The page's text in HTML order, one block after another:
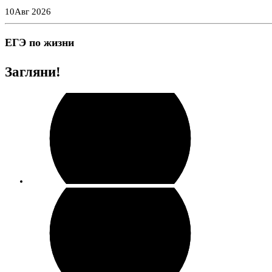
Перейти
к
содержимому
10Авг 2026
ЕГЭ по жизни
Загляни!